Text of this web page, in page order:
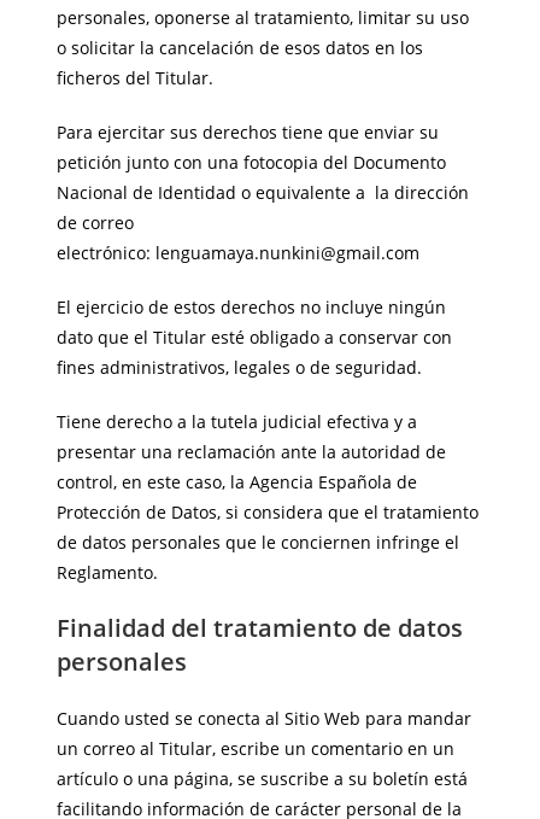
personales, oponerse al tratamiento, limitar su uso
o solicitar la cancelación de esos datos en los
ficheros del Titular.
Para ejercitar sus derechos tiene que enviar su
petición junto con una fotocopia del Documento
Nacional de Identidad o equivalente a la dirección
de correo
electrónico: lenguamaya.nunkini@gmail.com
El ejercicio de estos derechos no incluye ningún
dato que el Titular esté obligado a conservar con
fines administrativos, legales o de seguridad.
Tiene derecho a la tutela judicial efectiva y a
presentar una reclamación ante la autoridad de
control, en este caso, la Agencia Española de
Protección de Datos, si considera que el tratamiento
de datos personales que le conciernen infringe el
Reglamento.
Finalidad del tratamiento de datos
personales
Cuando usted se conecta al Sitio Web para mandar
un correo al Titular, escribe un comentario en un
artículo o una página, se suscribe a su boletín está
facilitando información de carácter personal de la